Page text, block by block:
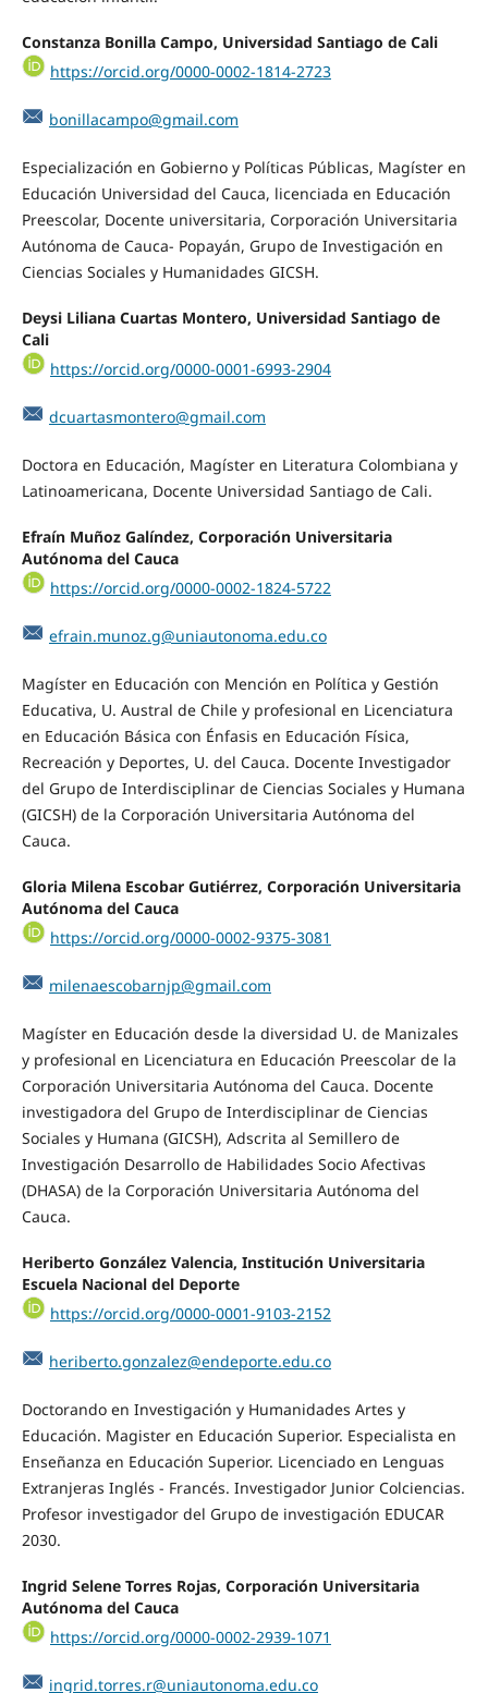
Constanza Bonilla Campo, Universidad Santiago de Cali
https://orcid.org/0000-0002-1814-2723
bonillacampo@gmail.com
Especialización en Gobierno y Políticas Públicas, Magíster en
Educación Universidad del Cauca, licenciada en Educación
Preescolar, Docente universitaria, Corporación Universitaria
Autónoma de Cauca- Popayán, Grupo de Investigación en
Ciencias Sociales y Humanidades GICSH.
Deysi Liliana Cuartas Montero, Universidad Santiago de
Cali
https://orcid.org/0000-0001-6993-2904
dcuartasmontero@gmail.com
Doctora en Educación, Magíster en Literatura Colombiana y
Latinoamericana, Docente Universidad Santiago de Cali.
Efraín Muñoz Galíndez, Corporación Universitaria
Autónoma del Cauca
https://orcid.org/0000-0002-1824-5722
efrain.munoz.g@uniautonoma.edu.co
Magíster en Educación con Mención en Política y Gestión
Educativa, U. Austral de Chile y profesional en Licenciatura
en Educación Básica con Énfasis en Educación Física,
Recreación y Deportes, U. del Cauca. Docente Investigador
del Grupo de Interdisciplinar de Ciencias Sociales y Humana
(GICSH) de la Corporación Universitaria Autónoma del
Cauca.
Gloria Milena Escobar Gutiérrez, Corporación Universitaria
Autónoma del Cauca
https://orcid.org/0000-0002-9375-3081
milenaescobarnjp@gmail.com
Magíster en Educación desde la diversidad U. de Manizales
y profesional en Licenciatura en Educación Preescolar de la
Corporación Universitaria Autónoma del Cauca. Docente
investigadora del Grupo de Interdisciplinar de Ciencias
Sociales y Humana (GICSH), Adscrita al Semillero de
Investigación Desarrollo de Habilidades Socio Afectivas
(DHASA) de la Corporación Universitaria Autónoma del
Cauca.
Heriberto González Valencia, Institución Universitaria
Escuela Nacional del Deporte
https://orcid.org/0000-0001-9103-2152
heriberto.gonzalez@endeporte.edu.co
Doctorando en Investigación y Humanidades Artes y
Educación. Magister en Educación Superior. Especialista en
Enseñanza en Educación Superior. Licenciado en Lenguas
Extranjeras Inglés - Francés. Investigador Junior Colciencias.
Profesor investigador del Grupo de investigación EDUCAR
2030.
Ingrid Selene Torres Rojas, Corporación Universitaria
Autónoma del Cauca
https://orcid.org/0000-0002-2939-1071
ingrid.torres.r@uniautonoma.edu.co